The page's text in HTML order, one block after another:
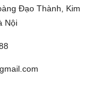
Đạo Thành, Kim
Nội